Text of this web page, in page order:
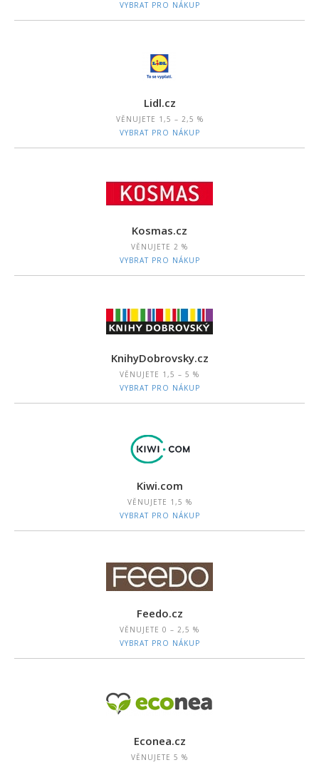
VYBRAT PRO NÁKUP
Lidl.cz
VĚNUJETE 1,5 – 2,5 %
VYBRAT PRO NÁKUP
Kosmas.cz
VĚNUJETE 2 %
VYBRAT PRO NÁKUP
KnihyDobrovsky.cz
VĚNUJETE 1,5 – 5 %
VYBRAT PRO NÁKUP
Kiwi.com
VĚNUJETE 1,5 %
VYBRAT PRO NÁKUP
Feedo.cz
VĚNUJETE 0 – 2,5 %
VYBRAT PRO NÁKUP
Econea.cz
VĚNUJETE 5 %